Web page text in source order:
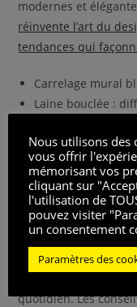
modernes et
réinvente l’art du
tendances qui
Carrelage mural
Laine bouclée :
Néons muraux :
Comptoirs en
En résumé, il est
maison avec une
éphémères et les
des choix qui non
quotidien. Les
Nous utilisons des
vous offrir
mémorisant vos
cliquant sur
l'utilisation de
pouvez visiter
un consentement
Paramètres des